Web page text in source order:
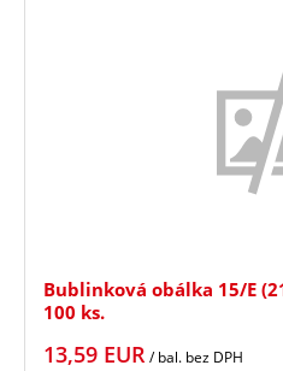
Bublinková obálka 15/E
100 ks.
13,59 EUR/ bal. bez DPH